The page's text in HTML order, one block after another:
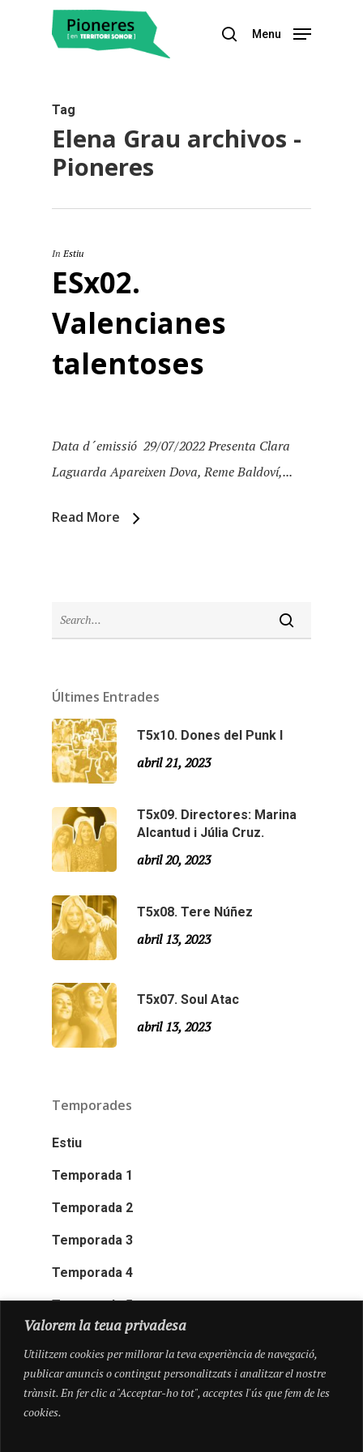
Valorem la teua privadesa
Utilitzem cookies per millorar la teva experiència de navegació,
publicar anuncis o contingut personalitzats i analitzar el nostre
trànsit. En fer clic a "Acceptar-ho tot", acceptes l'ús que fem de les
cookies.
Menu
Tag
Elena Grau archivos -
Pioneres
In Estiu
ESx02.
Valencianes
talentoses
Data d´emissió 29/07/2022 Presenta Clara
Laguarda Apareixen Dova, Reme Baldoví,...
Read More
Últimes Entrades
T5x10. Dones del Punk I
abril 21, 2023
T5x09. Directores: Marina
Alcantud i Júlia Cruz.
abril 20, 2023
T5x08. Tere Núñez
abril 13, 2023
T5x07. Soul Atac
abril 13, 2023
Temporades
Estiu
Temporada 1
Temporada 2
Temporada 3
Temporada 4
Temporada 5
Temporada 5
Temporada 4
Agraïments
Email: